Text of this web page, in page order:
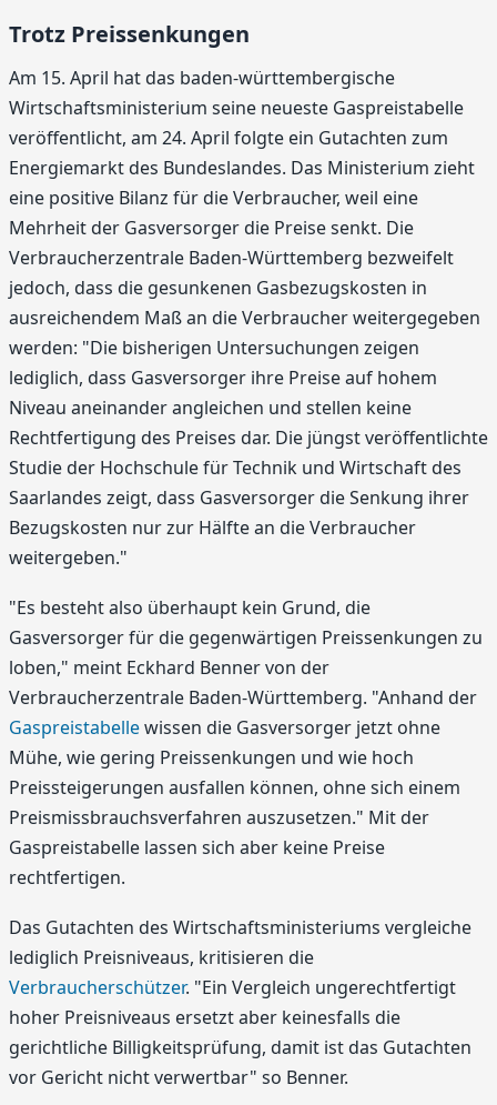
Trotz Preissenkungen
Am 15. April hat das baden-württembergische
Wirtschaftsministerium seine neueste Gaspreistabelle
veröffentlicht, am 24. April folgte ein Gutachten zum
Energiemarkt des Bundeslandes. Das Ministerium zieht
eine positive Bilanz für die Verbraucher, weil eine
Mehrheit der Gasversorger die Preise senkt. Die
Verbraucherzentrale Baden-Württemberg bezweifelt
jedoch, dass die gesunkenen Gasbezugskosten in
ausreichendem Maß an die Verbraucher weitergegeben
werden: "Die bisherigen Untersuchungen zeigen
lediglich, dass Gasversorger ihre Preise auf hohem
Niveau aneinander angleichen und stellen keine
Rechtfertigung des Preises dar. Die jüngst veröffentlichte
Studie der Hochschule für Technik und Wirtschaft des
Saarlandes zeigt, dass Gasversorger die Senkung ihrer
Bezugskosten nur zur Hälfte an die Verbraucher
weitergeben."
"Es besteht also überhaupt kein Grund, die
Gasversorger für die gegenwärtigen Preissenkungen zu
loben," meint Eckhard Benner von der
Verbraucherzentrale Baden-Württemberg. "Anhand der
Gaspreistabellewissen die Gasversorger jetzt ohne
Mühe, wie gering Preissenkungen und wie hoch
Preissteigerungen ausfallen können, ohne sich einem
Preismissbrauchsverfahren auszusetzen." Mit der
Gaspreistabelle lassen sich aber keine Preise
rechtfertigen.
Das Gutachten des Wirtschaftsministeriums vergleiche
lediglich Preisniveaus, kritisieren die
Verbraucherschützer. "Ein Vergleich ungerechtfertigt
hoher Preisniveaus ersetzt aber keinesfalls die
gerichtliche Billigkeitsprüfung, damit ist das Gutachten
vor Gericht nicht verwertbar" so Benner.